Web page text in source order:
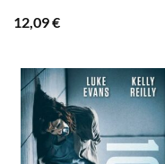
12,09€